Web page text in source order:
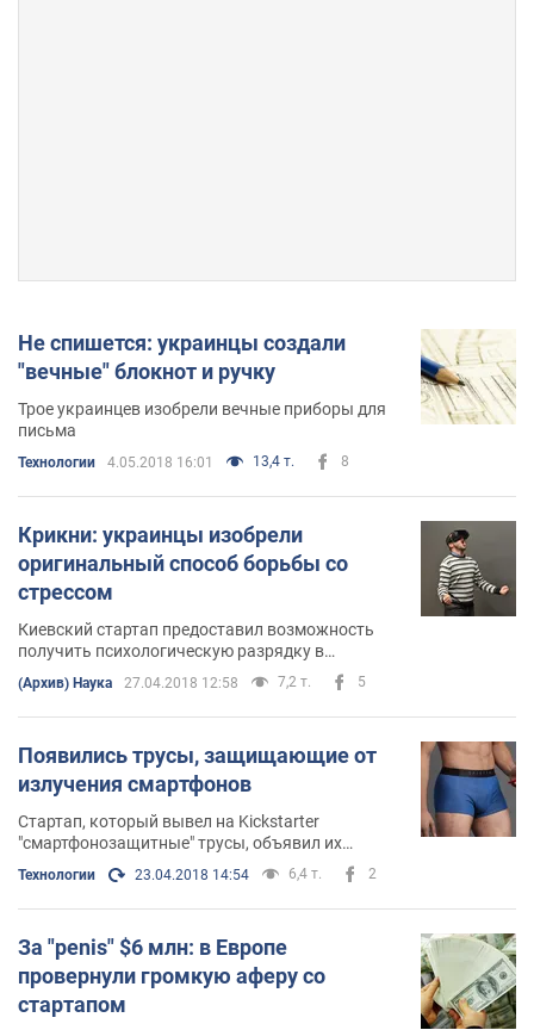
Не спишется: украинцы создали
"вечные" блокнот и ручку
Трое украинцев изобрели вечные приборы для
письма
Технологии 4.05.2018 16:01 13,4 т. 8
Крикни: украинцы изобрели
оригинальный способ борьбы со
стрессом
Киевский стартап предоставил возможность
получить психологическую разрядку в
(Архив) Наука 27.04.2018 12:58 7,2 т. 5
Появились трусы, защищающие от
излучения смартфонов
Стартап, который вывел на Kickstarter
"смартфонозащитные" трусы, объявил их
Технологии 23.04.2018 14:54 6,4 т. 2
За "penis" $6 млн: в Европе
провернули громкую аферу со
стартапом